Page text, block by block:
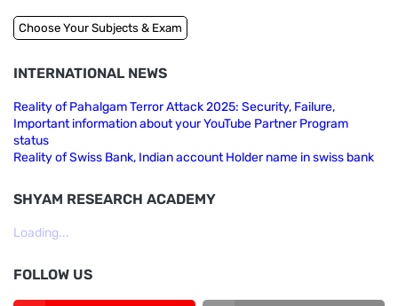
INTERNATIONAL NEWS
Reality of Pahalgam Terror Attack 2025: Security, Failure,
Important information about your YouTube Partner Program
status
Reality of Swiss Bank, Indian account Holder name in swiss bank
SHYAM RESEARCH ACADEMY
Loading...
FOLLOW US